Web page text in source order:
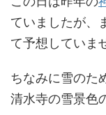
ていましたが、
て予想していま
ちなみに雪のた
清水寺の雪景色